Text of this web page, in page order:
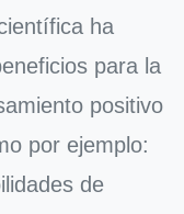
ha
para la
positivo
por ejemplo:
de